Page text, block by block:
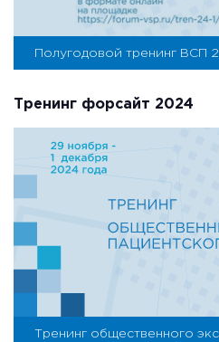
Полугодовой тренинг ВСП
Тренинг форсайт 2024
Тренинг общественного